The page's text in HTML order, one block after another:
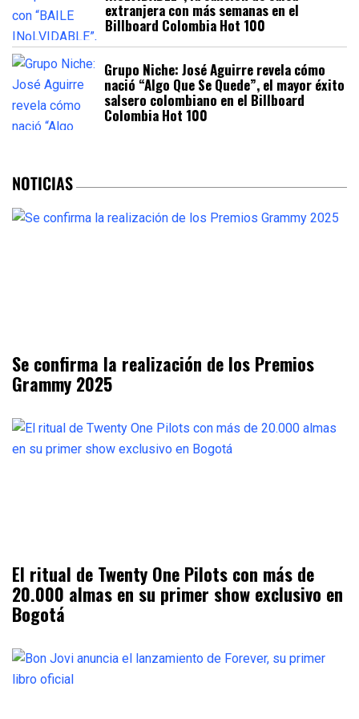
extranjera con más semanas en el
Billboard Colombia Hot 100
Grupo Niche: José Aguirre revela cómo
nació “Algo Que Se Quede”, el mayor éxito
salsero colombiano en el Billboard
Colombia Hot 100
NOTICIAS
Se confirma la realización de los Premios
Grammy 2025
El ritual de Twenty One Pilots con más de
20.000 almas en su primer show exclusivo en
Bogotá